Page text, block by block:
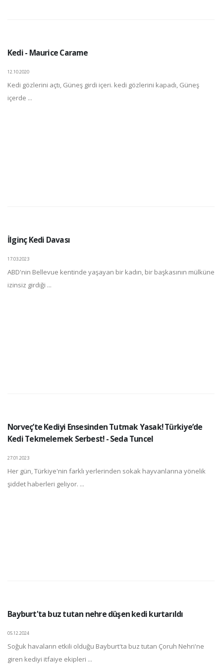
Kedi - Maurice Carame
12.10.2020
Kedi gözlerini açtı, Güneş girdi içeri. kedi gözlerini kapadı, Güneş
içerde ...
İlginç Kedi Davası
17.03.2023
ABD'nin Bellevue kentinde yaşayan bir kadın, bir başkasının mülküne
izinsiz girdiği ...
Norveç’te Kediyi Ensesinden Tutmak Yasak! Türkiye’de
Kedi Tekmelemek Serbest! - Seda Tuncel
27.01.2023
Her gün, Türkiye'nin farklı yerlerinden sokak hayvanlarına yönelik
şiddet haberleri geliyor. ...
Bayburt'ta buz tutan nehre düşen kedi kurtarıldı
05.12.2024
Soğuk havaların etkili olduğu Bayburt'ta buz tutan Çoruh Nehri'ne
giren kediyi itfaiye ekipleri ...